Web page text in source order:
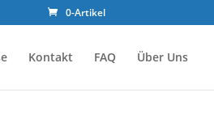
0-Artikel
Kontakt FAQ Über Uns